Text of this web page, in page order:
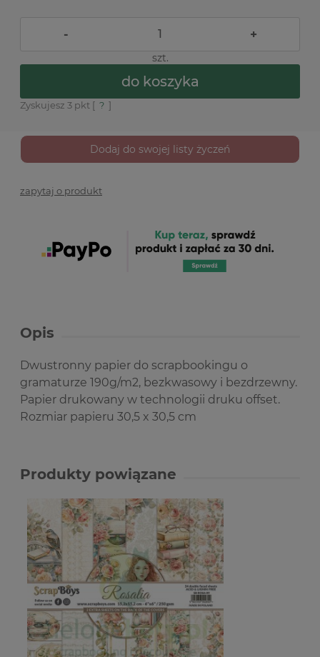
- +
szt.
do koszyka
Zyskujesz 3 pkt [ ? ]
Dodaj do swojej listy życzeń
zapytaj o produkt
Opis
Dwustronny papier do scrapbookingu o
gramaturze 190g/m2, bezkwasowy i bezdrzewny.
Papier drukowany w technologii druku offset.
Rozmiar papieru 30,5 x 30,5 cm
Produkty powiązane